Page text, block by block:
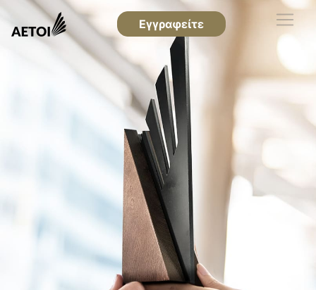
Εγγραφείτε